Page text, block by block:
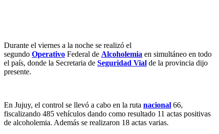
Durante el viernes a la noche se realizó el
segundo Operativo Federal de Alcoholemia en simultáneo en todo
el país, donde la Secretaria de Seguridad Vial de la provincia dijo
presente.
En Jujuy, el control se llevó a cabo en la ruta nacional 66,
fiscalizando 485 vehículos dando como resultado 11 actas positivas
de alcoholemia. Además se realizaron 18 actas varias.